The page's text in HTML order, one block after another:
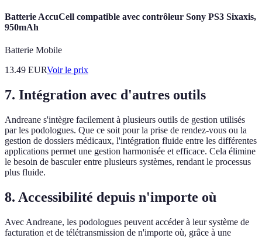
Batterie AccuCell compatible avec contrôleur Sony PS3 Sixaxis,
950mAh
Batterie Mobile
13.49 EURVoir le prix
7. Intégration avec d'autres outils
Andreane s'intègre facilement à plusieurs outils de gestion utilisés
par les podologues. Que ce soit pour la prise de rendez-vous ou la
gestion de dossiers médicaux, l'intégration fluide entre les différentes
applications permet une gestion harmonisée et efficace. Cela élimine
le besoin de basculer entre plusieurs systèmes, rendant le processus
plus fluide.
8. Accessibilité depuis n'importe où
Avec Andreane, les podologues peuvent accéder à leur système de
facturation et de télétransmission de n'importe où, grâce à une